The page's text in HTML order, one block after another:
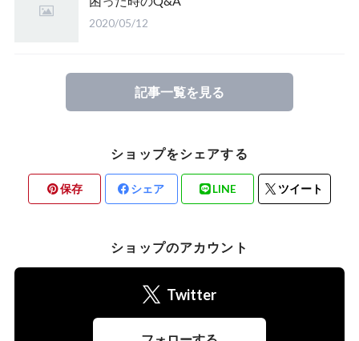
2020/05/12
記事一覧を見る
ショップをシェアする
保存 シェア LINE ツイート
ショップのアカウント
Twitter